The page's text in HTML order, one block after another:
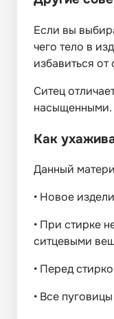
Если вы
чего тело в
избавиться
Ситец
насыщенными.
Как
Данный
• Новое
• При стирке
ситцевыми
• Перед
• Все